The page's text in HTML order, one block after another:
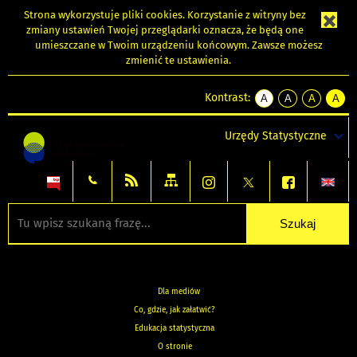
Strona wykorzystuje pliki cookies. Korzystanie z witryny bez
zmiany ustawień Twojej przeglądarki oznacza, że będą one
umieszczane w Twoim urządzeniu końcowym. Zawsze możesz
zmienić te ustawienia.
Kontrast:
A
kontrast
A
kontrast
tekst
czarnym
A
kontrast
tekst
czarnym
A
tekst
żółtym
Urzędy Statystyczne
Dla mediów
Co, gdzie, jak załatwić?
Edukacja statystyczna
O stronie